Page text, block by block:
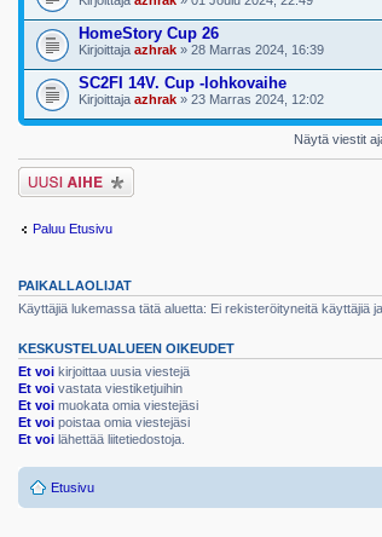
HomeStory Cup 26
Kirjoittaja azhrak » 28 Marras 2024, 16:39
SC2FI 14V. Cup -lohkovaihe
Kirjoittaja azhrak » 23 Marras 2024, 12:02
Näytä viestit
Lähetä uusi viesti
Paluu Etusivu
PAIKALLAOLIJAT
Käyttäjiä lukemassa tätä aluetta: Ei rekisteröityneitä käyttäjiä
KESKUSTELUALUEEN OIKEUDET
Et voi kirjoittaa uusia viestejä
Et voi vastata viestiketjuihin
Et voi muokata omia viestejäsi
Et voi poistaa omia viestejäsi
Et voi lähettää liitetiedostoja.
Etusivu